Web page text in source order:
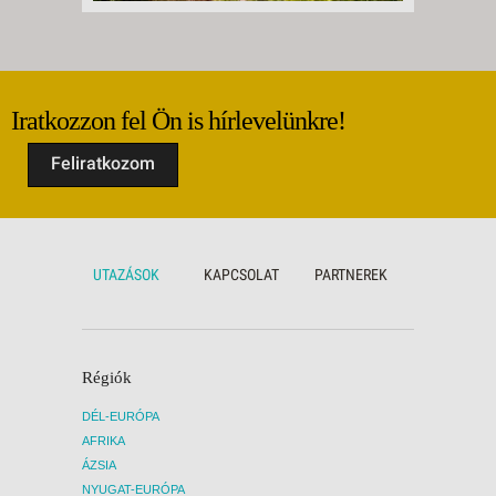
Iratkozzon fel Ön is hírlevelünkre!
Feliratkozom
UTAZÁSOK KAPCSOLAT PARTNEREK
Régiók
DÉL-EURÓPA
AFRIKA
ÁZSIA
NYUGAT-EURÓPA